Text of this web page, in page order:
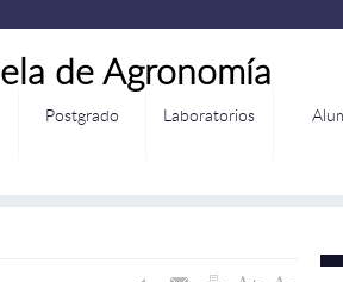
de Agronomía
Postgrado Laboratorios